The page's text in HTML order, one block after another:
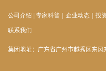
公司介绍 专家科普 企业动态 投
联系我们
集团地址：广东省广州市越秀区东